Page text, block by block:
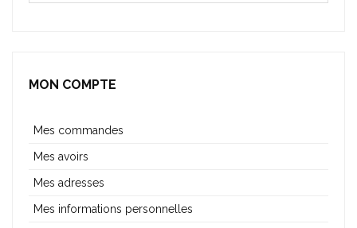
MON COMPTE
Mes commandes
Mes avoirs
Mes adresses
Mes informations personnelles